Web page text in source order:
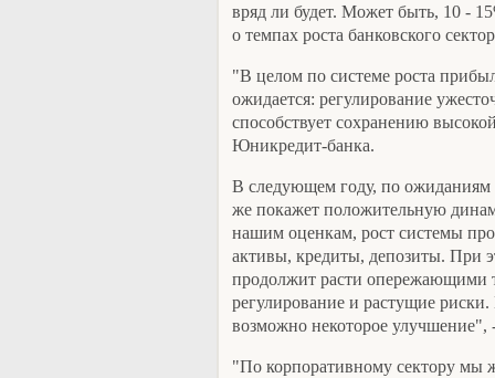
вряд ли будет. Может быть, 10 -
о темпах роста банковского
"В целом по системе роста
ожидается: регулирование
способствует сохранению
Юникредит-банка.
В следующем году, по ожиданиям
же покажет положительную
нашим оценкам, рост системы
активы, кредиты, депозиты. При
продолжит расти опережающими
регулирование и растущие
возможно некоторое
"По корпоративному сектору мы